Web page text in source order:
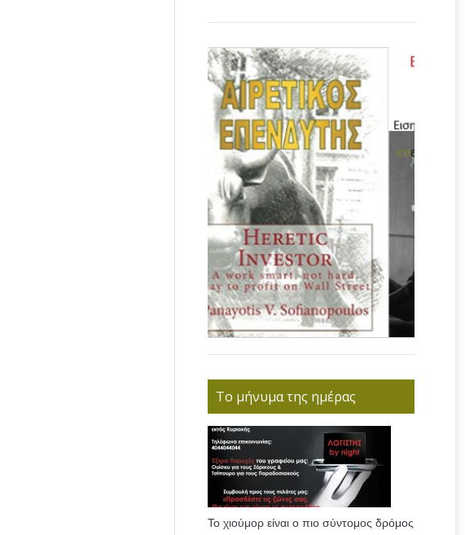
Το μήνυμα της ημέρας
Το χιούμορ είναι ο πιο σύντομος δρόμος